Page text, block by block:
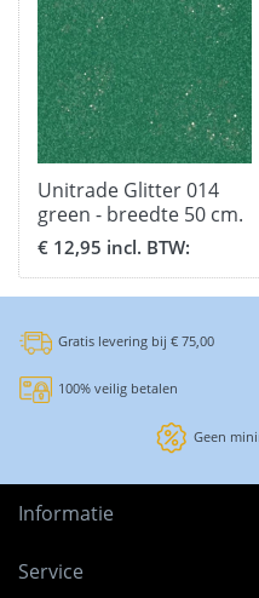
Unitrade Glitter 014
green - breedte 50 cm.
€ 12,95 incl. BTW:
Gratis levering bij € 75,00
100% veilig betalen
Geen
Informatie
Service